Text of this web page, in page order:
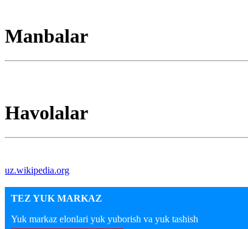
Manbalar
Havolalar
uz.wikipedia.org
TEZ YUK MARKAZ
Yuk markaz elonlari yuk yuborish va yuk tashish